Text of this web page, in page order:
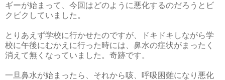
ギーが始まって、今回はどのように悪化するのだろうとビ
クビクしていました。
とりあえず学校に行かせたのですが、ドキドキしながら学
校に午後にむかえに行った時には、鼻水の症状がまったく
消えて無くなっていました。奇跡です。
一旦鼻水が始まったら、それから咳、呼吸困難になり悪化